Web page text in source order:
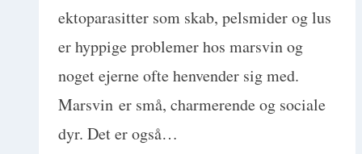
ektoparasitter som skab, pelsmider og lus
er hyppige problemer hos marsvin og
noget ejerne ofte henvender sig med.
Marsvin er små, charmerende og sociale
dyr. Det er også…